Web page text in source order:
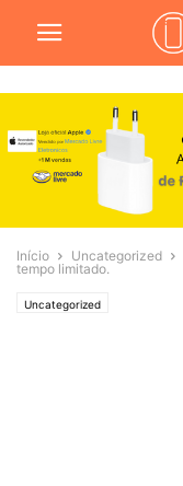
Início Uncategorized
tempo limitado.
Uncategorized